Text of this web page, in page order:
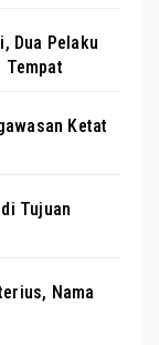
Dua Pelaku
Tempat
Ketat
Tujuan
Nama